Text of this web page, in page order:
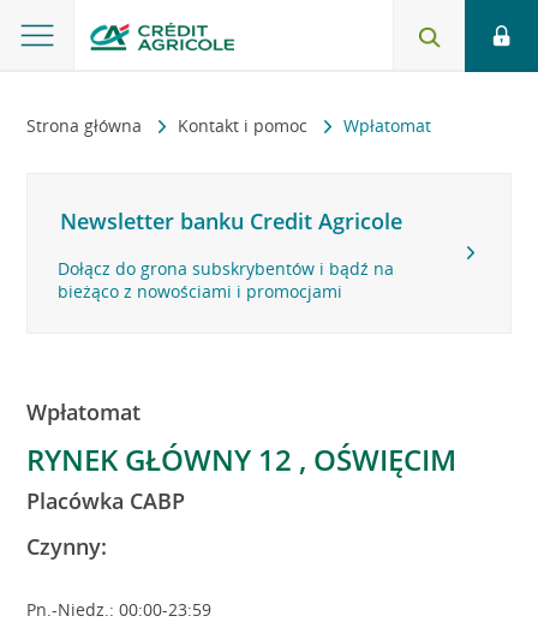
Strona główna Kontakt i pomoc Wpłatomat
Newsletter banku Credit Agricole
Dołącz do grona subskrybentów i bądź na
bieżąco z nowościami i promocjami
Wpłatomat
RYNEK GŁÓWNY 12 , OŚWIĘCIM
Placówka CABP
Czynny:
Pn.-Niedz.: 00:00-23:59